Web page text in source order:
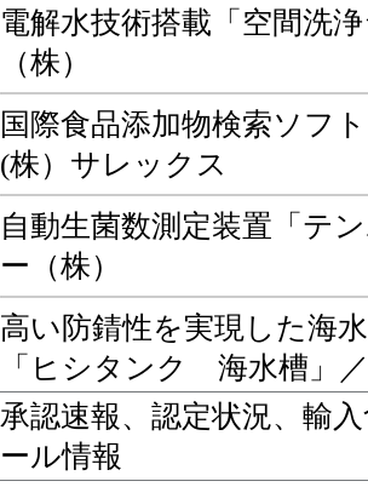
電解水技術搭載「空間洗
（株）
国際食品添加物検索ソフ
(株）サレックス
自動生菌数測定装置「テ
ー（株）
高い防錆性を実現した海
「ヒシタンク 海水槽」
承認速報、認定状況、輸
ール情報